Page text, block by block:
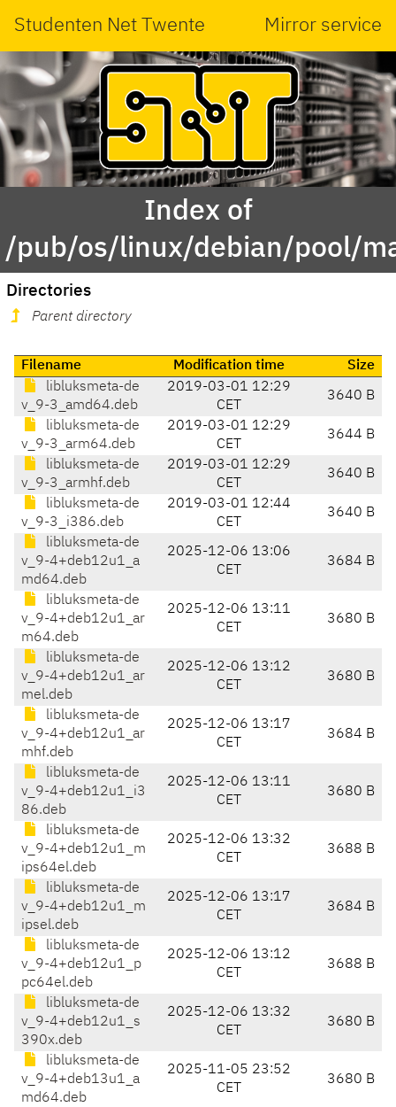
Studenten Net Twente Mirror service
Index of
/pub/os/linux/debian/pool/
Directories
Parent directory
Filename Modification time
Size
libluksmeta-de
v_9-3_amd64.deb
2019-03-01 12:29
CET
3640 B
libluksmeta-de
v_9-3_arm64.deb
2019-03-01 12:29
CET
3644 B
libluksmeta-de
v_9-3_armhf.deb
2019-03-01 12:29
CET
3640 B
libluksmeta-de
v_9-3_i386.deb
2019-03-01 12:44
CET
3640 B
libluksmeta-de
v_9-4+deb12u1_a
md64.deb
2025-12-06 13:06
CET
3684 B
libluksmeta-de
v_9-4+deb12u1_ar
m64.deb
2025-12-06 13:11
CET
3680 B
libluksmeta-de
v_9-4+deb12u1_ar
mel.deb
2025-12-06 13:12
CET
3680 B
libluksmeta-de
v_9-4+deb12u1_ar
mhf.deb
2025-12-06 13:17
CET
3684 B
libluksmeta-de
v_9-4+deb12u1_i3
86.deb
2025-12-06 13:11
CET
3680 B
libluksmeta-de
v_9-4+deb12u1_m
ips64el.deb
2025-12-06 13:32
CET
3688 B
libluksmeta-de
v_9-4+deb12u1_m
ipsel.deb
2025-12-06 13:17
CET
3684 B
libluksmeta-de
v_9-4+deb12u1_p
pc64el.deb
2025-12-06 13:12
CET
3688 B
libluksmeta-de
v_9-4+deb12u1_s
390x.deb
2025-12-06 13:32
CET
3680 B
libluksmeta-de
v_9-4+deb13u1_a
md64.deb
2025-11-05 23:52
CET
3680 B